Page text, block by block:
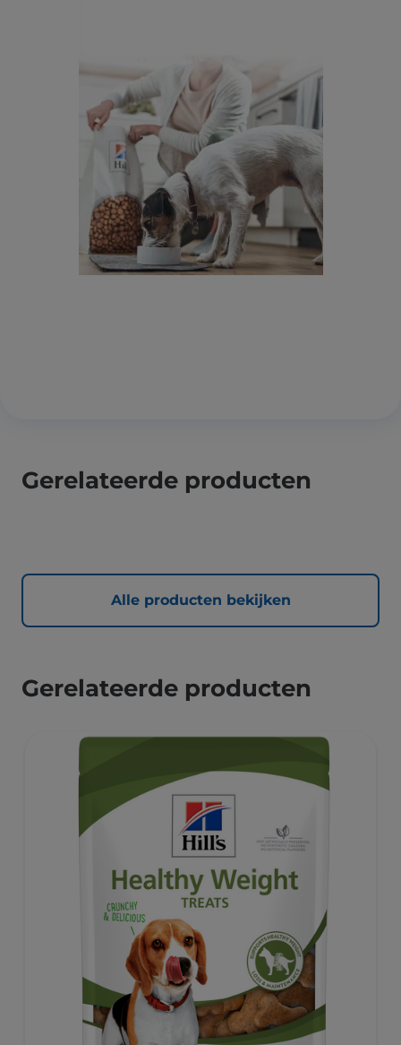
Gerelateerde producten
Alle producten bekijken
Gerelateerde producten